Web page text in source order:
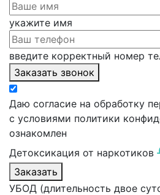
укажите имя
введите корректный номер
Заказать звонок
Даю согласие на обработку
с условиями политики
ознакомлен
Детоксикация от наркотиков
Заказать
УБОД (длительность двое